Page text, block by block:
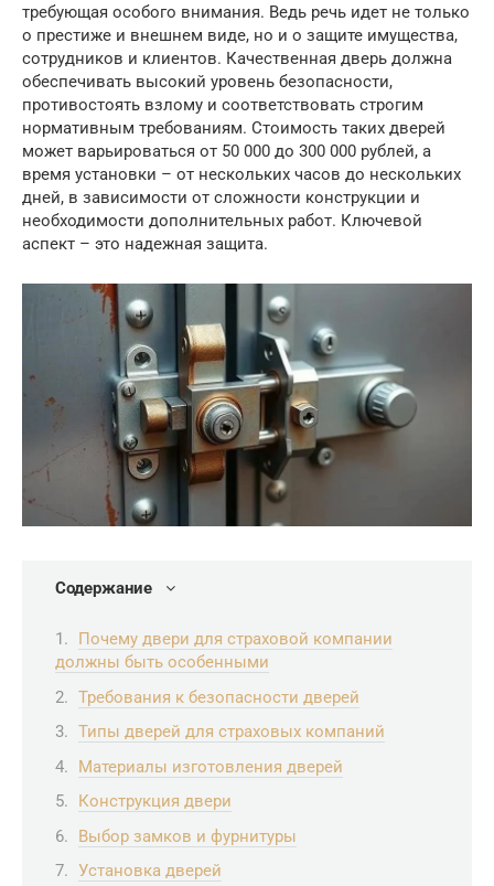
требующая особого внимания. Ведь речь идет не только
о престиже и внешнем виде, но и о защите имущества,
сотрудников и клиентов. Качественная дверь должна
обеспечивать высокий уровень безопасности,
противостоять взлому и соответствовать строгим
нормативным требованиям. Стоимость таких дверей
может варьироваться от 50 000 до 300 000 рублей, а
время установки – от нескольких часов до нескольких
дней, в зависимости от сложности конструкции и
необходимости дополнительных работ. Ключевой
аспект – это надежная защита.
Содержание
Почему двери для страховой компании
должны быть особенными
Требования к безопасности дверей
Типы дверей для страховых компаний
Материалы изготовления дверей
Конструкция двери
Выбор замков и фурнитуры
Установка дверей